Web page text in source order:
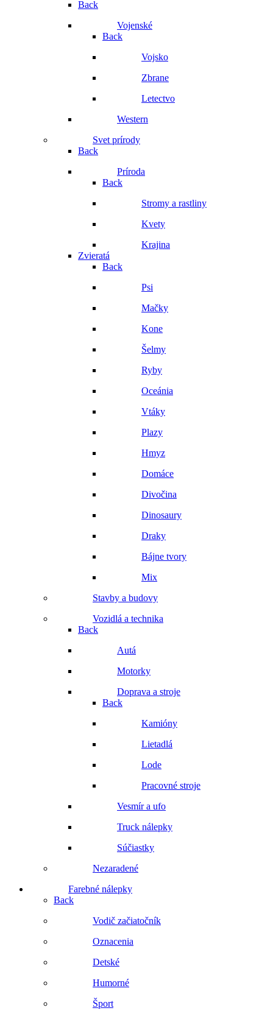
Back
Vojenské
Back
Vojsko
Zbrane
Letectvo
Western
Svet prírody
Back
Príroda
Back
Stromy a rastliny
Kvety
Krajina
Zvieratá
Back
Psi
Mačky
Kone
Šelmy
Ryby
Oceánia
Vtáky
Plazy
Hmyz
Domáce
Divočina
Dinosaury
Draky
Bájne tvory
Mix
Stavby a budovy
Vozidlá a technika
Back
Autá
Motorky
Doprava a stroje
Back
Kamióny
Lietadlá
Lode
Pracovné stroje
Vesmír a ufo
Truck nálepky
Súčiastky
Nezaradené
Farebné nálepky
Back
Vodič začiatočník
Oznacenia
Detské
Humorné
Šport